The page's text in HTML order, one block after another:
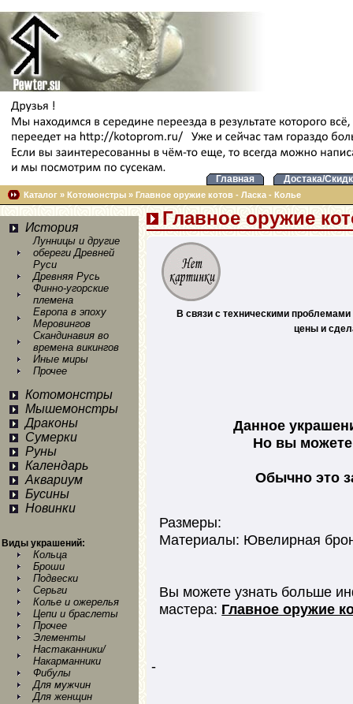
Главная Достака/
Каталог » Котомонстры » Главное оружие котов - Ласка - Колье
Главное оружие
В связи с техническими проблемами
цены и
Данное
Но вы можете
Обычно это
Размеры:
Материалы: Ювелирная
Вы можете узнать больше
мастера: Главное оружие
-
История
Лунницы и другие
обереги Древней
Руси
Древняя Русь
Финно-угорские
племена
Европа в эпоху
Меровингов
Скандинавия во
времена викингов
Иные миры
Прочее
Котомонстры
Мышемонстры
Драконы
Сумерки
Руны
Календарь
Аквариум
Бусины
Новинки
Виды украшений:
Кольца
Броши
Подвески
Серьги
Колье и ожерелья
Цепи и браслеты
Прочее
Элементы
Настаканники/
Накарманники
Фибулы
Для мужчин
Для женщин